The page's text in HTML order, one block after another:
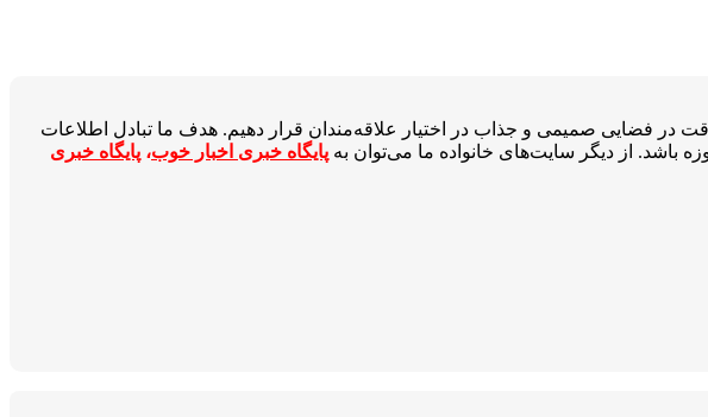
در فضایی صمیمی و جذاب در اختیار علاقه‌مندان قرار دهیم. هدف ما تبادل اطلاعات
باشد. از دیگر سایت‌های خانواده ما می‌توان به پایگاه خبری اخبار خوب، پایگاه خبری